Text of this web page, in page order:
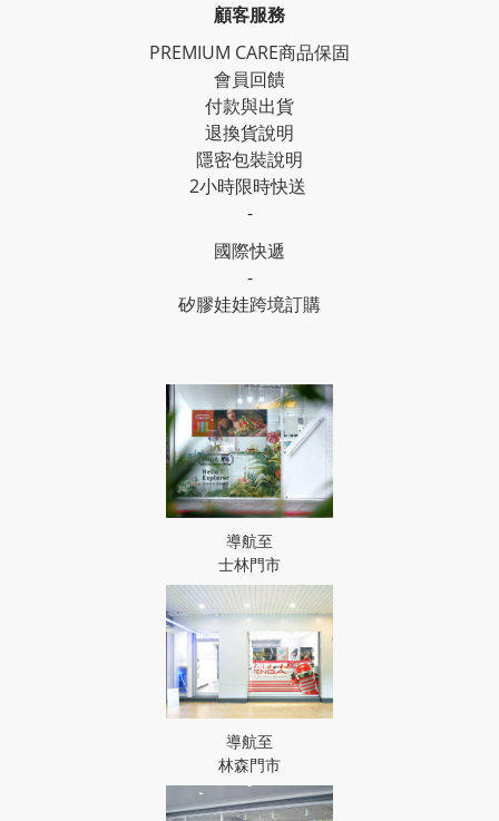
顧客服務
PREMIUM CARE商品保固
會員回饋
付款與出貨
退換貨說明
隱密包裝說明
2小時限時快送
-
國際快遞
-
矽膠娃娃跨境訂購
導航至
士林門市
導航至
林森門市